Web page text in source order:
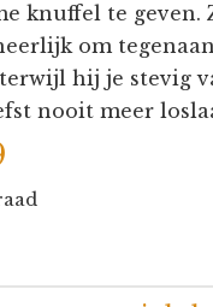
knuffel te geven.
om
hij je stevig
nooit meer